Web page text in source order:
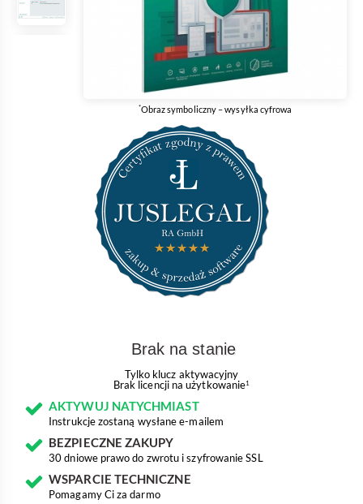
*Obraz symboliczny – wysyłka cyfrowa
Brak na stanie
Tylko klucz aktywacyjny
Brak licencji na użytkowanie1
AKTYWUJ NATYCHMIAST
Instrukcje zostaną wysłane e-mailem
BEZPIECZNE ZAKUPY
30 dniowe prawo do zwrotu i szyfrowanie SSL
WSPARCIE TECHNICZNE
Pomagamy Ci za darmo